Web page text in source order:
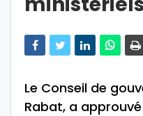
Le Conseil de
Rabat, a